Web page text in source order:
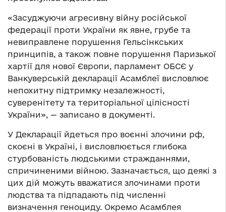
«Засуджуючи агресивну війну російської
федерації проти України як явне, грубе та
невиправлене порушення Гельсінкських
принципів, а також повне порушення Паризької
хартії для нової Європи, парламент ОБСЄ у
Ванкуверській декларації Асамблеї висловлює
непохитну підтримку незалежності,
суверенітету та територіальної цілісності
України», — записано в документі.
У Декларації йдеться про воєнні злочини рф,
скоєні в Україні, і висловлюється глибока
стурбованість людськими стражданнями,
спричиненими війною. Зазначається, що деякі з
цих дій можуть вважатися злочинами проти
людства та підпадають під численні
визначення геноциду. Окремо Асамблея